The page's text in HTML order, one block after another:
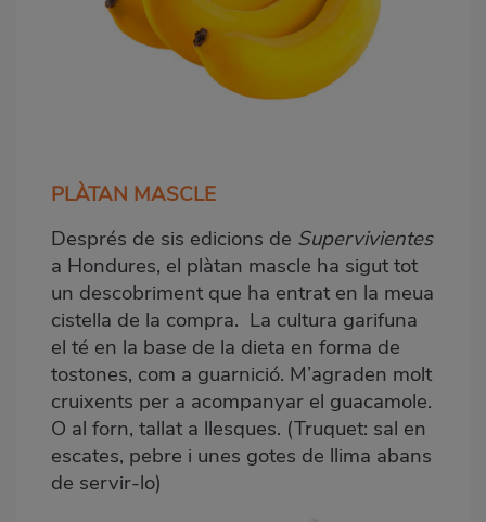
PLÀTAN MASCLE
Després de sis edicions de Supervivientes
a Hondures, el plàtan mascle ha sigut tot
un descobriment que ha entrat en la meua
cistella de la compra. La cultura garifuna
el té en la base de la dieta en forma de
tostones, com a guarnició. M’agraden molt
cruixents per a acompanyar el guacamole.
O al forn, tallat a llesques. (Truquet: sal en
escates, pebre i unes gotes de llima abans
de servir-lo)